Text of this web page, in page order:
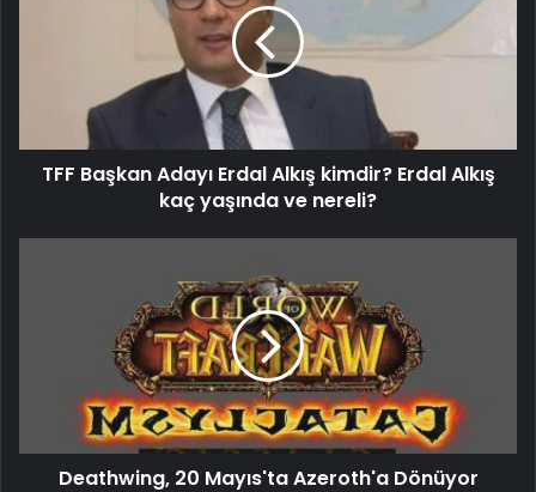
TFF Başkan Adayı Erdal Alkış kimdir? Erdal Alkış
kaç yaşında ve nereli?
Deathwing, 20 Mayıs'ta Azeroth'a Dönüyor